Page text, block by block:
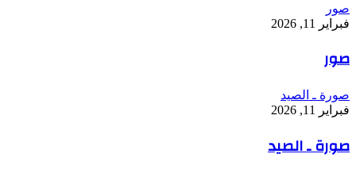
صور
فبراير 11, 2026
صور
صورة ـ الصيد
فبراير 11, 2026
صورة ـ الصيد